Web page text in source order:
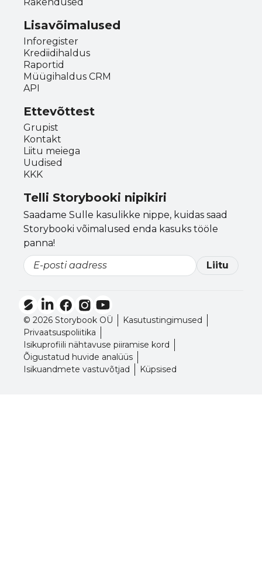
Lisavõimalused
Inforegister
Krediidihaldus
Raportid
Müügihaldus CRM
API
Ettevõttest
Grupist
Kontakt
Liitu meiega
Uudised
KKK
Telli Storybooki nipikiri
Saadame Sulle kasulikke nippe, kuidas saad
Storybooki võimalused enda kasuks tööle
panna!
Email
Liitu
© 2026 Storybook OÜ
Kasutustingimused
Privaatsuspoliitika
Isikuprofiili nähtavuse piiramise kord
Õigustatud huvide analüüs
Isikuandmete vastuvõtjad
Küpsised